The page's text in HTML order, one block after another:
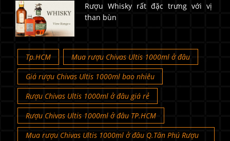
Rượu Whisky rất đặc trưng với vị
than bùn
Tp.HCM
Mua rượu Chivas Ultis 1000ml ở đâu
Giá rượu Chivas Ultis 1000ml bao nhiêu
Rượu Chivas Ultis 1000ml ở đâu giá rẻ
Rượu Chivas Ultis 1000ml ở đâu TP.HCM
Mua rượu Chivas Ultis 1000ml ở đâu Q.Tân Phú Rượu